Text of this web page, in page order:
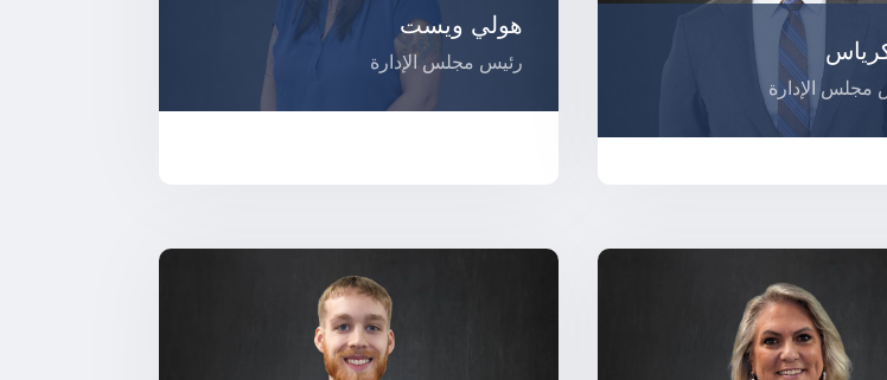
هولي ويست
رئيس مجلس الإدارة
مجلس الإدارة